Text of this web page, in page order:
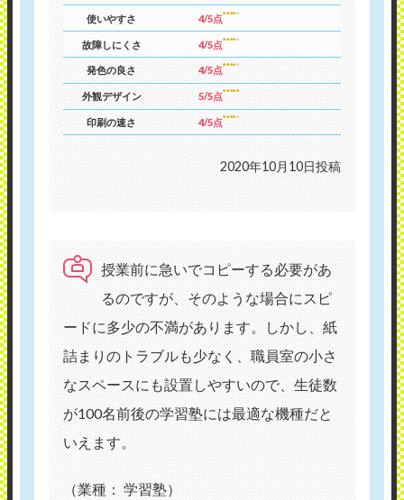
使いやすさ 4/5点
故障しにくさ 4/5点
発色の良さ 4/5点
外観デザイン 5/5点
印刷の速さ 4/5点
2020年10月10日投稿
授業前に急いでコピーする必要があ
るのですが、そのような場合にスピ
ードに多少の不満があります。しかし、紙
詰まりのトラブルも少なく、職員室の小さ
なスペースにも設置しやすいので、生徒数
が100名前後の学習塾には最適な機種だと
いえます。
（業種： 学習塾）